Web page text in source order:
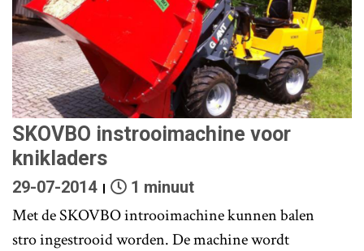
SKOVBO instrooimachine voor
knikladers
29-07-2014 1 minuut
Met de SKOVBO introoimachine kunnen balen
stro ingestrooid worden. De machine wordt